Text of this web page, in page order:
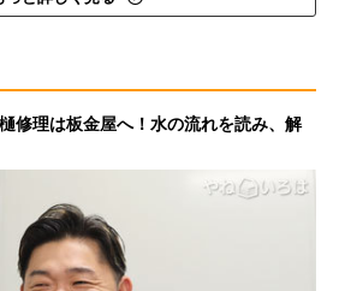
修理は板金屋へ！水の流れを読み、解